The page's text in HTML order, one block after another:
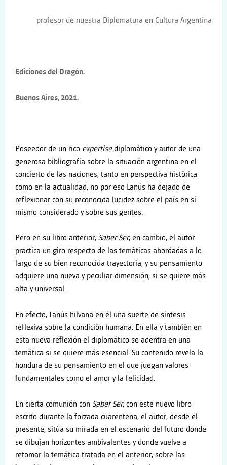
profesor de nuestra Diplomatura en Cultura Argentina
Ediciones del Dragón.
Buenos Aires, 2021.
Poseedor de un rico expertisediplomático y autor de una
generosa bibliografía sobre la situación argentina en el
concierto de las naciones, tanto en perspectiva histórica
como en la actualidad, no por eso Lanús ha dejado de
reflexionar con su reconocida lucidez sobre el país en sí
mismo considerado y sobre sus gentes.
Pero en su libro anterior, Saber Ser, en cambio, el autor
practica un giro respecto de las temáticas abordadas a lo
largo de su bien reconocida trayectoria, y su pensamiento
adquiere una nueva y peculiar dimensión, si se quiere más
alta y universal.
En efecto, Lanús hilvana en él una suerte de síntesis
reflexiva sobre la condición humana. En ella y también en
esta nueva reflexión el diplomático se adentra en una
temática si se quiere más esencial. Su contenido revela la
hondura de su pensamiento en el que juegan valores
fundamentales como el amor y la felicidad.
En cierta comunión con Saber Ser, con este nuevo libro
escrito durante la forzada cuarentena, el autor, desde el
presente, sitúa su mirada en el escenario del futuro donde
se dibujan horizontes ambivalentes y donde vuelve a
retomar la temática tratada en el anterior, sobre las